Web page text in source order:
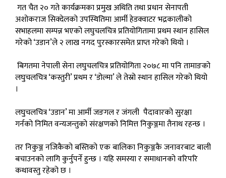
गत चैत २० गते कार्यक्रमका प्रमुख अथिति तथा प्रधान सेनापती
अशोकराज सिक्देलको उपस्थितिमा आर्मी हेडक्वाटर भद्रकालीको
सभाहलमा सम्पन्न भएको लघुचलचित्र प्रतियोगितामा प्रथम स्थान हासिल
गरेको ‘उडान’ले २ लाख नगद पुरस्कारसमेत प्राप्त गरेको थियो ।
बिगतमा नेपाली सेना लघुचलचित्र प्रतियोगिता २०७८ मा पनि तामाङको
लघुचलचित्र ‘कस्तुरी’ प्रथम र ‘डोल्मा’ ले तेस्रो स्थान हासिल गरेको थियो
।
लघुचलचित्र ‘उडान’ मा आर्मी जङगल र जंगली पैदावारको सुरक्षा
गर्नको निमित वन्यजन्तुको संरक्षणको निमित्त निकुञ्जमा तैनाथ रहन्छ ।
तर निकुञ्ज नजिकैको बस्तिको एक बालिका निकुञ्जकै जनावरबाट बाली
बचाउनको लागि कुर्नुपर्ने हुन्छ । यहि समस्या र समाधानको वरिपरि
कथावस्तु रहेको छ ।